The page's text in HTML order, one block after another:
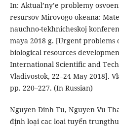
In: Aktual’ny’e problemy
resursov Mirovogo okeana:
nauchno-tekhnicheskoj
maya 2018 g. [Urgent problems
biological resources
International Scientific and
Vladivostok, 22–24 May 2018].
pp. 220–227. (In Russian)
Nguyen Dinh Tu, Nguyen Vu
định loại cac loai tuyến